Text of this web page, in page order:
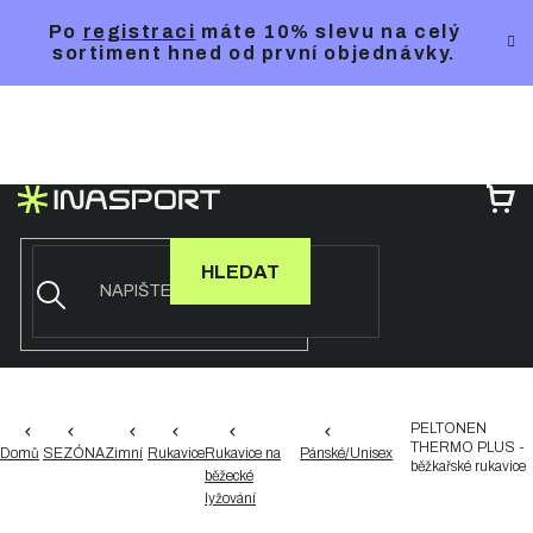
Po registraci máte 10% slevu na celý
sortiment hned od první objednávky.
HLEDAT
Domů SEZÓNAZimní RukaviceRukavice na
běžecké
lyžování
Pánské/Unisex
PELTONEN
THERMO PLUS -
běžkařské rukavice